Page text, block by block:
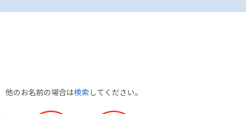
他のお名前の場合は検索してください。